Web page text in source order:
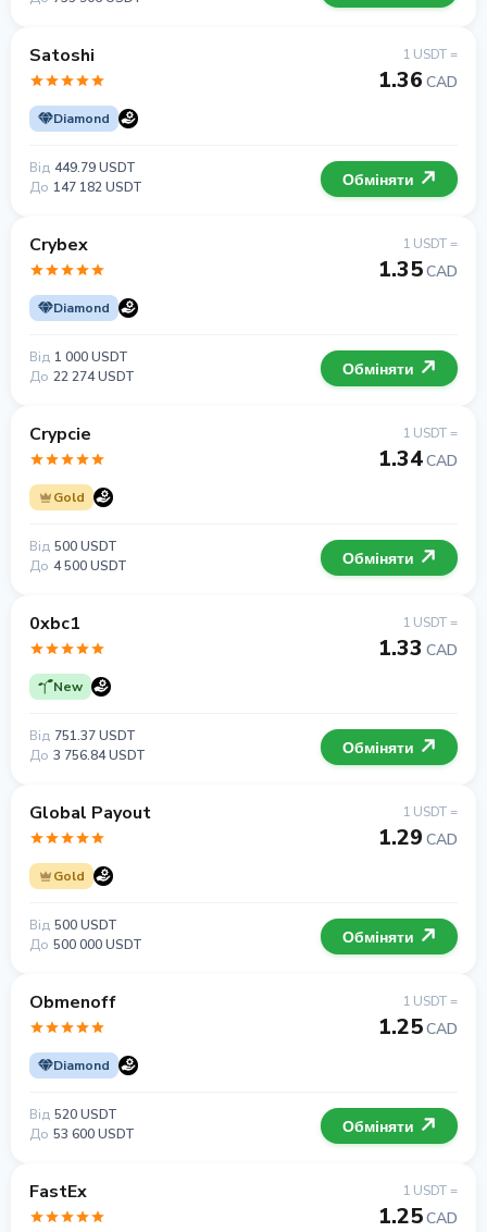
Satoshi
Diamond
1 USDT =
1.36 CAD
Від 449.79 USDT
До 147 182 USDT Обміняти
Crybex
Diamond
1 USDT =
1.35CAD
Від 1 000 USDT
До 22 274 USDT Обміняти
Crypcie
Gold
1 USDT =
1.34CAD
Від 500 USDT
До 4 500 USDT Обміняти
0xbc1
New
1 USDT =
1.33 CAD
Від 751.37 USDT
До 3 756.84 USDT Обміняти
Global Payout
Gold
1 USDT =
1.29 CAD
Від 500 USDT
До 500 000 USDT Обміняти
Obmenoff
Diamond
1 USDT =
1.25CAD
Від 520 USDT
До 53 600 USDT Обміняти
FastEx 1 USDT =
1.25CAD